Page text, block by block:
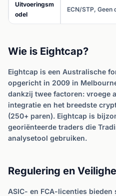
Uitvoeringsm
odel
ECN/STP, Geen
Wie is Eightcap?
Eightcap is een Australische
opgericht in 2009 in
dankzij twee factoren: vroege
integratie en het breedste
(250+ paren). Eightcap is
georiënteerde traders die
analysetool gebruiken.
Regulering en
ASIC- en FCA-licenties